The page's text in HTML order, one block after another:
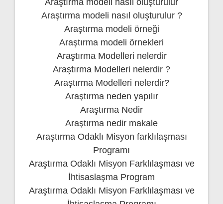
Araştırma modeli nasıl oluşturulur
Araştırma modeli nasıl oluşturulur ?
Araştırma modeli örneği
Araştırma modeli örnekleri
Araştırma Modelleri nelerdir
Araştırma Modelleri nelerdir ?
Araştırma Modelleri nelerdir?
Araştırma neden yapılır
Araştırma Nedir
Araştırma nedir makale
Araştırma Odaklı Misyon farklılaşması
Programı
Araştırma Odaklı Misyon Farklılaşması ve
İhtisaslaşma Program
Araştırma Odaklı Misyon Farklılaşması ve